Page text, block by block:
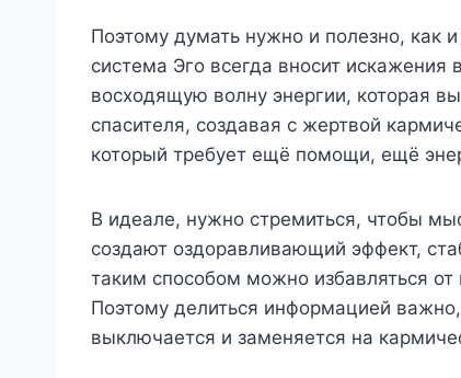
Поэтому думать нужно и полезно, как
система Эго всегда вносит
восходящую волну энергии, которая
спасителя, создавая с жертвой
который требует ещё помощи, ещё
В идеале, нужно стремиться, чтобы
создают оздоравливающий эффект,
таким способом можно избавляться
Поэтому делиться информацией
выключается и заменяется на